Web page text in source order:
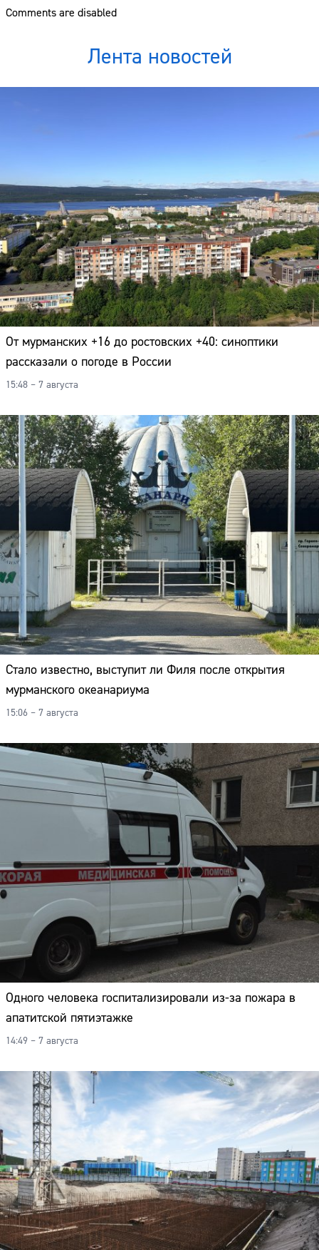
Comments are disabled
Лента новостей
От мурманских +16 до ростовских +40: синоптики
рассказали о погоде в России
15:48 – 7 августа
Стало известно, выступит ли Филя после открытия
мурманского океанариума
15:06 – 7 августа
Одного человека госпитализировали из-за пожара в
апатитской пятиэтажке
14:49 – 7 августа